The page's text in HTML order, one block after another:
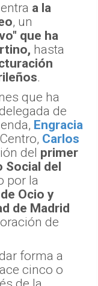
a la
, un
que ha
hasta
.
que ha
de
Engracia
Carlos
del primer
Social del
por la
Ocio y
de Madrid
de
forma a
cinco o